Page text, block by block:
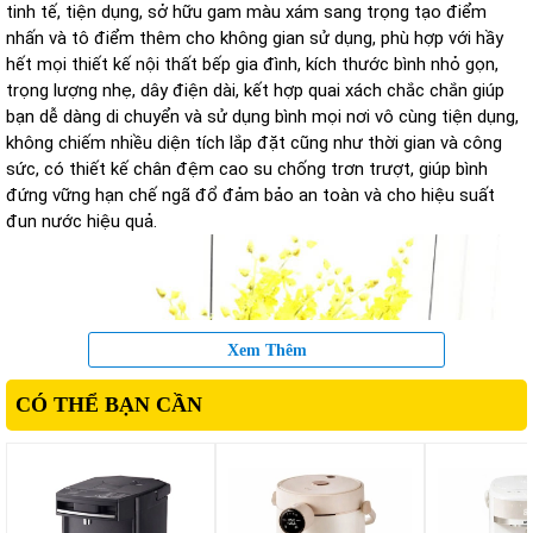
tinh tế, tiện dụng, sở hữu gam màu xám sang trọng tạo điểm
nhấn và tô điểm thêm cho không gian sử dụng, phù hợp với hầy
hết mọi thiết kế nội thất bếp gia đình, kích thước bình nhỏ gọn,
trọng lượng nhẹ, dây điện dài, kết hợp quai xách chắc chắn giúp
bạn dễ dàng di chuyển và sử dụng bình mọi nơi vô cùng tiện dụng,
không chiếm nhiều diện tích lắp đặt cũng như thời gian và công
sức, có thiết kế chân đệm cao su chống trơn trượt, giúp bình
đứng vững hạn chế ngã đổ đảm bảo an toàn và cho hiệu suất
đun nước hiệu quả.
Xem Thêm
CÓ THỂ BẠN CẦN